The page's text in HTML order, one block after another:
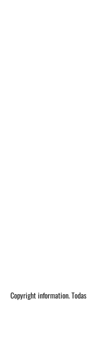
Copyright information.